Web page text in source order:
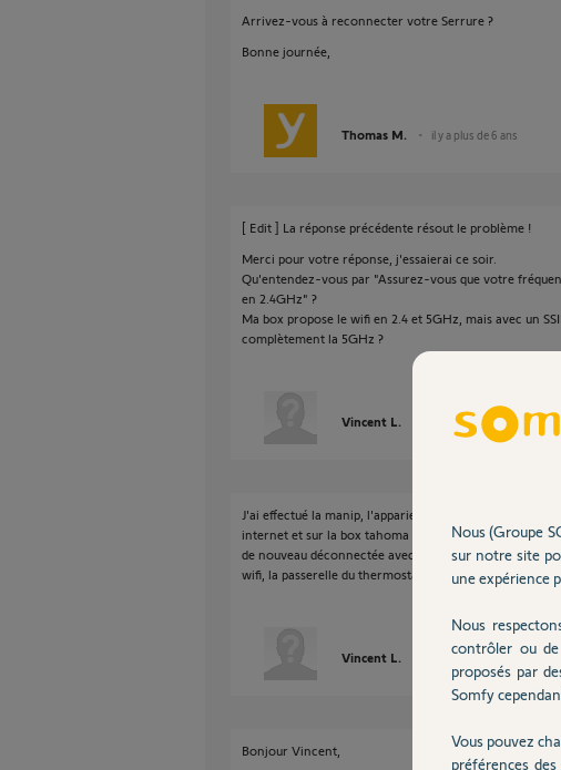
Arrivez-vous à reconnecter votre Serrure ?
Bonne journée,
Thomas M. il y a plus de 6 ans
[ Edit ] La réponse précédente résout le problème !
Merci pour votre réponse, j'essaierai ce soir.
Qu'entendez-vous par "Assurez-vous que votre
en 2.4GHz" ?
Ma box propose le wifi en 2.4 et 5GHz, mais avec un
complètement la 5GHz ?
Vincent L. il y a plus de 6 ans
J'ai effectué la manip, l'appariement s'est fait
internet et sur la box tahoma pendant quelques
de nouveau déconnectée avec la led rouge allumée en
wifi, la passerelle du thermostat connecté fonctionne
Vincent L. il y a plus de 6 ans
Bonjour Vincent,
Nous (Groupe
sur notre site
une expérience
Nous
contrôler ou
proposés par
Somfy
Vous pouvez
préférences